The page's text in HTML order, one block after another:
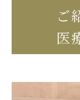
ご
医